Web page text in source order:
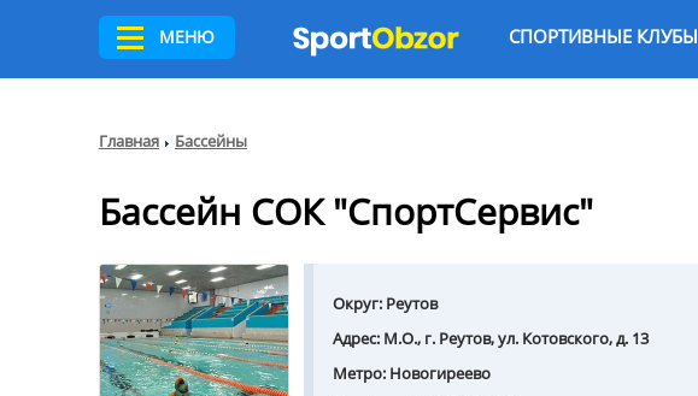
МЕНЮ СПОРТИВНЫЕ КЛУБЫ
Главная Бассейны
Бассейн СОК "СпортСервис"
Округ: Реутов
Адрес: М.О., г. Реутов, ул. Котовского, д. 13
Метро: Новогиреево